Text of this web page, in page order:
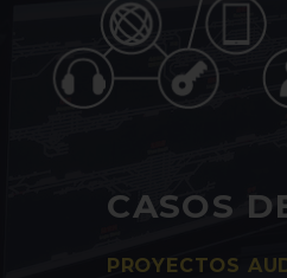
CASOS
PROYECTOS